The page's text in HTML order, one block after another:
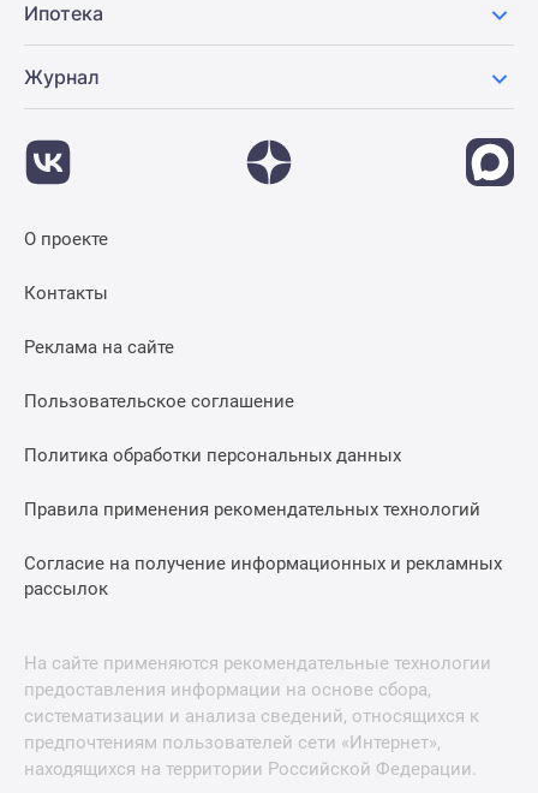
Ипотека
Журнал
О проекте
Контакты
Реклама на сайте
Пользовательское соглашение
Политика обработки персональных данных
Правила применения рекомендательных технологий
Согласие на получение информационных и рекламных
рассылок
На сайте применяются рекомендательные технологии
предоставления информации на основе сбора,
систематизации и анализа сведений, относящихся к
предпочтениям пользователей сети «Интернет»,
находящихся на территории Российской Федерации.